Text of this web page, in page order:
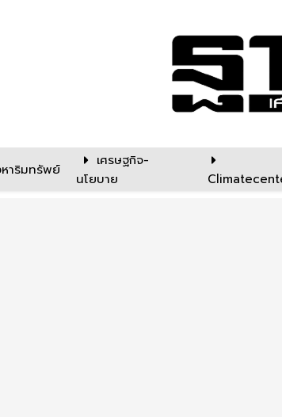
าริมทรัพย์
เศรษฐกิจ-
นโยบาย